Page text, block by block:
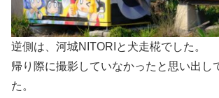
逆側は、河城NITORIと犬走椛でした。
帰り際に撮影していなかったと思い出し
た。